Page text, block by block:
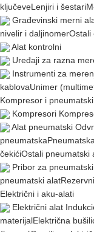
ključeveLenjiri i šestari
Građevinski merni
nivelir i daljinomerOstali
Alat kontrolni
Uređaji za razna
Instrumenti za
kablovaUnimer
Kompresor i
Kompresori
Alat pneumatski
pneumatska
čekićiOstali pneumatski
Pribor za
pneumatski alat
Električni i aku-alati
Električni alat
materijalElektrična